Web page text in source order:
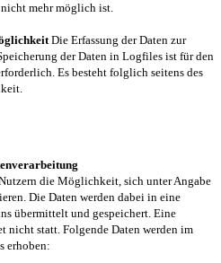
mehr möglich ist.
Die Erfassung der Daten zur
der Daten in Logfiles ist für den
Es besteht folglich seitens des
die Möglichkeit, sich unter Angabe
Die Daten werden dabei in eine
übermittelt und gespeichert. Eine
nicht statt. Folgende Daten werden im
erhoben: